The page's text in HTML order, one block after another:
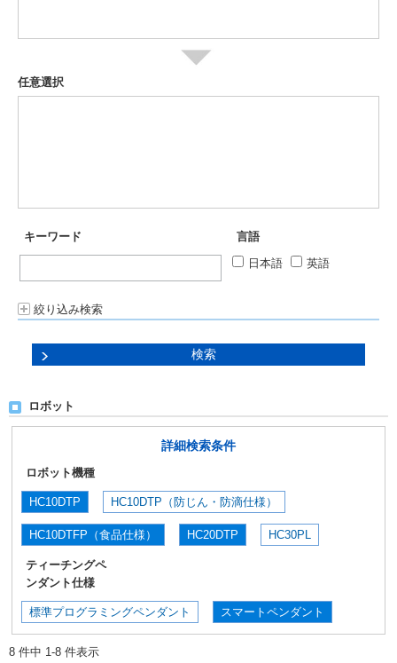
任意選択
キーワード
言語
日本語
英語
絞り込み検索
ロボット
詳細検索条件
ロボット機種
HC10DTP HC10DTP（防じん・防滴仕様）
HC10DTFP（食品仕様） HC20DTP HC30PL
ティーチングペ
ンダント仕様
標準プログラミングペンダント スマートペンダント
8 件中 1-8 件表示